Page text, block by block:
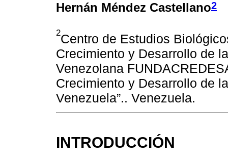
Hernán Méndez Castellano2
2Centro de Estudios
Crecimiento y Desarrollo de
Venezolana
Crecimiento y Desarrollo de
Venezuela”.. Venezuela.
INTRODUCCIÓN